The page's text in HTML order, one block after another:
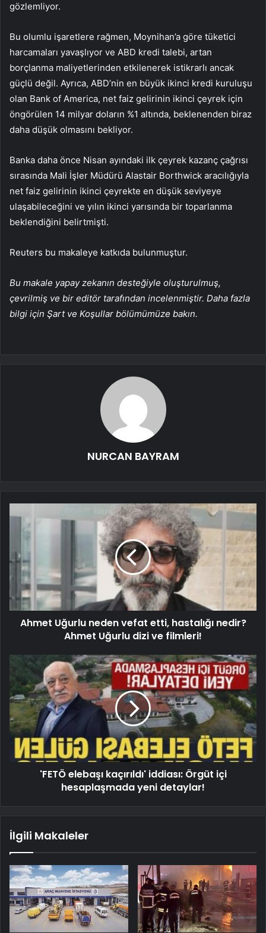
gözlemliyor.
Bu olumlu işaretlere rağmen, Moynihan’a göre tüketici
harcamaları yavaşlıyor ve ABD kredi talebi, artan
borçlanma maliyetlerinden etkilenerek istikrarlı ancak
güçlü değil. Ayrıca, ABD’nin en büyük ikinci kredi kuruluşu
olan Bank of America, net faiz gelirinin ikinci çeyrek için
öngörülen 14 milyar doların %1 altında, beklenenden biraz
daha düşük olmasını bekliyor.
Banka daha önce Nisan ayındaki ilk çeyrek kazanç çağrısı
sırasında Mali İşler Müdürü Alastair Borthwick aracılığıyla
net faiz gelirinin ikinci çeyrekte en düşük seviyeye
ulaşabileceğini ve yılın ikinci yarısında bir toparlanma
beklendiğini belirtmişti.
Reuters bu makaleye katkıda bulunmuştur.
Bu makale yapay zekanın desteğiyle oluşturulmuş,
çevrilmiş ve bir editör tarafından incelenmiştir. Daha fazla
bilgi için Şart ve Koşullar bölümümüze bakın.
NURCAN BAYRAM
Ahmet Uğurlu neden vefat etti, hastalığı nedir?
Ahmet Uğurlu dizi ve filmleri!
'FETÖ elebaşı kaçırıldı' iddiası: Örgüt içi
hesaplaşmada yeni detaylar!
İlgili Makaleler